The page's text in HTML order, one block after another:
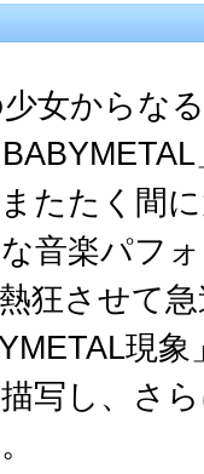
女からな
たたく間
音楽パフ
狂させて
現
写し、さ